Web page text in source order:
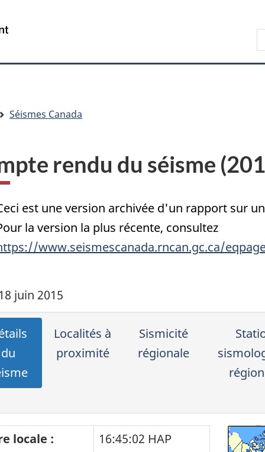
Séismes Canada
rendu du séisme
est une version archivée d'un rapport sur
la version la plus récente, consultez
www.seismescanada.rncan.gc.ca/
juin 2015
du
Localités à
proximité
Sismicité
régionale
locale :
16:45:02 HAP